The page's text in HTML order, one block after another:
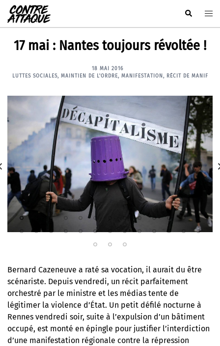
Aller
au
contenu
Rechercher
17 mai : Nantes toujours révoltée !
18 MAI 2016
LUTTES SOCIALES, MAINTIEN DE L'ORDRE, MANIFESTATION , RÉCIT DE MANIF
Bernard Cazeneuve a raté sa vocation, il aurait du être
scénariste. Depuis vendredi, un récit parfaitement
orchestré par le ministre et les médias tente de
légitimer la violence d’État. Un petit défilé nocturne à
Rennes vendredi soir, suite à l’expulsion d’un bâtiment
occupé, est monté en épingle pour justifier l’interdiction
d’une manifestation régionale contre la répression